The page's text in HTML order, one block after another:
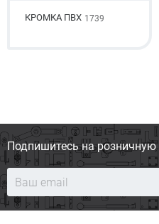
КРОМКА ПВХ 1739
Подпишитесь на розничную